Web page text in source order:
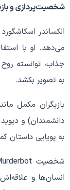
شخصیت‌پردازی و
می‌دهد. او با
جذاب، توانسته
به تصویر بکشد.
بازیگران مکمل
دانشمندان) و
به پویایی داستان